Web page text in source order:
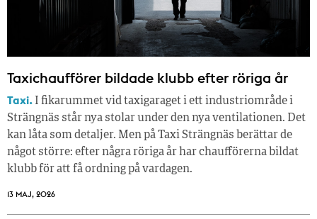
Taxichaufförer bildade klubb efter röriga år
Taxi. I fikarummet vid taxigaraget i ett industriområde i
Strängnäs står nya stolar under den nya ventilationen. Det
kan låta som detaljer. Men på Taxi Strängnäs berättar de
något större: efter några röriga år har chaufförerna bildat
klubb för att få ordning på vardagen.
13 MAJ, 2026